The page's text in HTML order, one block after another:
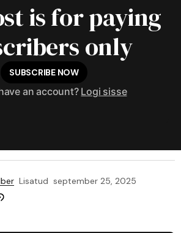
is for paying
only
SUBSCRIBE NOW
an account?Logi sisse
Lisatud september 25, 2025